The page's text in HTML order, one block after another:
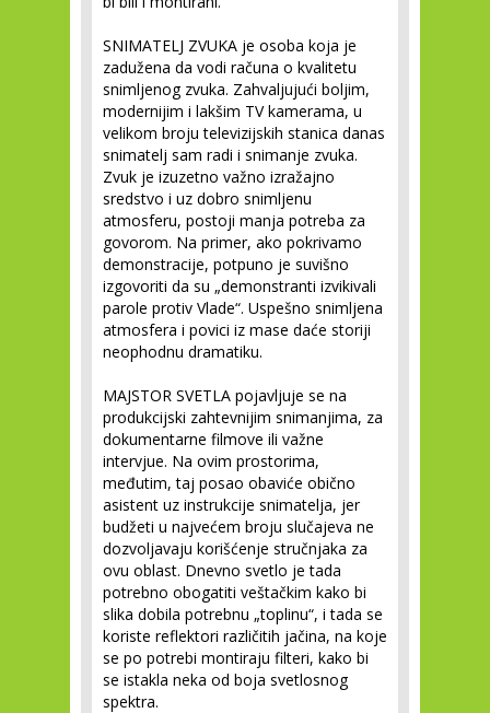
SNIMATELJ ZVUKA je osoba koja je
zadužena da vodi računa o kvalitetu
snimljenog zvuka. Zahvaljujući boljim,
modernijim i lakšim TV kamerama, u
velikom broju televizijskih stanica danas
snimatelj sam radi i snimanje zvuka.
Zvuk je izuzetno važno izražajno
sredstvo i uz dobro snimljenu
atmosferu, postoji manja potreba za
govorom. Na primer, ako pokrivamo
demonstracije, potpuno je suvišno
izgovoriti da su „demonstranti izvikivali
parole protiv Vlade“. Uspešno snimljena
atmosfera i povici iz mase daće storiji
neophodnu dramatiku.
MAJSTOR SVETLA pojavljuje se na
produkcijski zahtevnijim snimanjima, za
dokumentarne filmove ili važne
intervjue. Na ovim prostorima,
međutim, taj posao obaviće obično
asistent uz instrukcije snimatelja, jer
budžeti u najvećem broju slučajeva ne
dozvoljavaju korišćenje stručnjaka za
ovu oblast. Dnevno svetlo je tada
potrebno obogatiti veštačkim kako bi
slika dobila potrebnu „toplinu“, i tada se
koriste reflektori različitih jačina, na koje
se po potrebi montiraju filteri, kako bi
se istakla neka od boja svetlosnog
spektra.